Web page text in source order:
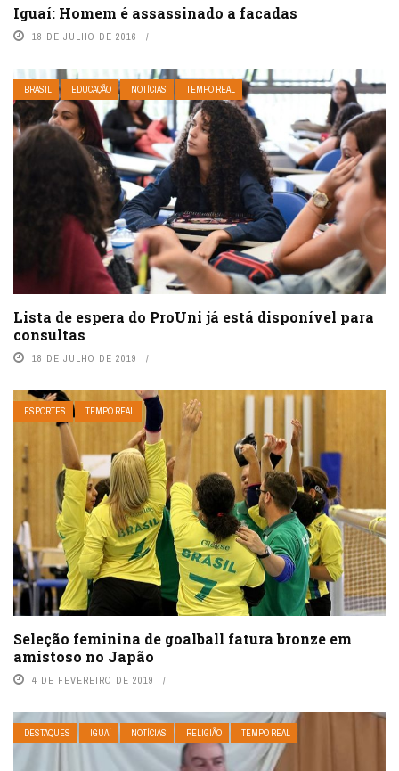
Iguaí: Homem é assassinado a facadas
18 DE JULHO DE 2016
BRASIL EDUCAÇÃO NOTÍCIAS TEMPO REAL
Lista de espera do ProUni já está disponível para
consultas
18 DE JULHO DE 2019
ESPORTES TEMPO REAL
Seleção feminina de goalball fatura bronze em
amistoso no Japão
4 DE FEVEREIRO DE 2019
DESTAQUES IGUAÍ NOTÍCIAS RELIGIÃO TEMPO REAL